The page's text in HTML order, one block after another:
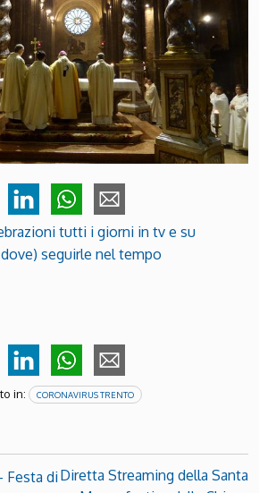
tutti i giorni in tv e su
seguirle nel tempo
in: CORONAVIRUS TRENTO
Festa diDiretta Streaming della Santa